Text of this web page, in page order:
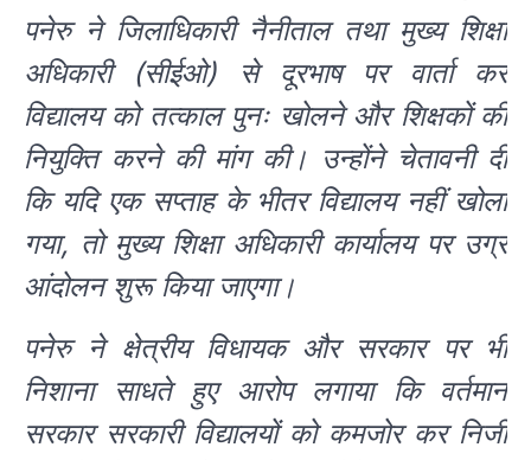
पनेरु ने जिलाधिकारी नैनीताल तथा मुख्य शिक्षा
अधिकारी (सीईओ) से दूरभाष पर वार्ता कर
विद्यालय को तत्काल पुनः खोलने और शिक्षकों की
नियुक्ति करने की मांग की। उन्होंने चेतावनी दी
कि यदि एक सप्ताह के भीतर विद्यालय नहीं खोला
गया, तो मुख्य शिक्षा अधिकारी कार्यालय पर उग्र
आंदोलन शुरू किया जाएगा।
पनेरु ने क्षेत्रीय विधायक और सरकार पर भी
निशाना साधते हुए आरोप लगाया कि वर्तमान
सरकार सरकारी विद्यालयों को कमजोर कर निजी